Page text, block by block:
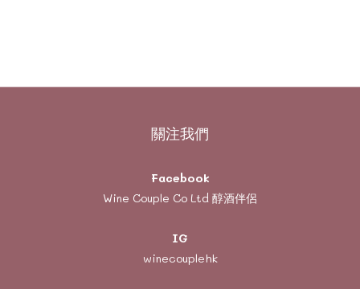
關注我們
Facebook
Wine Couple Co Ltd 醇酒伴侶
IG
winecouplehk